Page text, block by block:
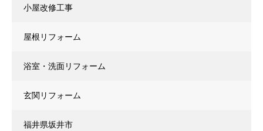
小屋改修工事
屋根リフォーム
浴室・洗面リフォーム
玄関リフォーム
福井県坂井市